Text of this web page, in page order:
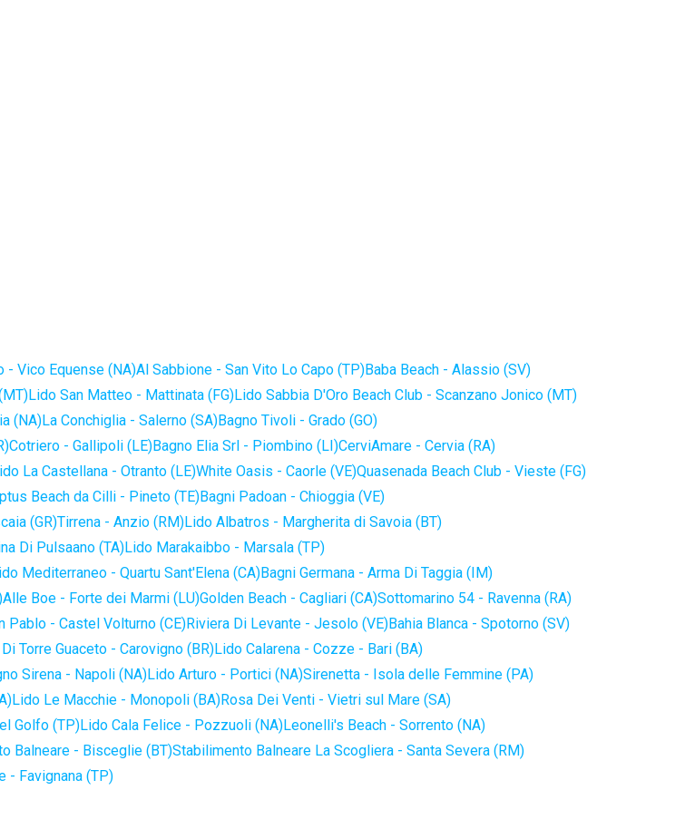
- Vico Equense (NA)Al Sabbione - San Vito Lo Capo (TP)Baba Beach - Alassio (SV)
Lido San Matteo - Mattinata (FG)Lido Sabbia D'Oro Beach Club - Scanzano Jonico (MT)
(NA)La Conchiglia - Salerno (SA)Bagno Tivoli - Grado (GO)
Cotriero - Gallipoli (LE)Bagno Elia Srl - Piombino (LI)CerviAmare - Cervia (RA)
La Castellana - Otranto (LE)White Oasis - Caorle (VE)Quasenada Beach Club - Vieste (FG)
Beach da Cilli - Pineto (TE)Bagni Padoan - Chioggia (VE)
(GR)Tirrena - Anzio (RM)Lido Albatros - Margherita di Savoia (BT)
Di Pulsaano (TA)Lido Marakaibbo - Marsala (TP)
Mediterraneo - Quartu Sant'Elena (CA)Bagni Germana - Arma Di Taggia (IM)
Alle Boe - Forte dei Marmi (LU)Golden Beach - Cagliari (CA)Sottomarino 54 - Ravenna (RA)
Pablo - Castel Volturno (CE)Riviera Di Levante - Jesolo (VE)Bahia Blanca - Spotorno (SV)
Torre Guaceto - Carovigno (BR)Lido Calarena - Cozze - Bari (BA)
Sirena - Napoli (NA)Lido Arturo - Portici (NA)Sirenetta - Isola delle Femmine (PA)
Lido Le Macchie - Monopoli (BA)Rosa Dei Venti - Vietri sul Mare (SA)
Golfo (TP)Lido Cala Felice - Pozzuoli (NA)Leonelli's Beach - Sorrento (NA)
Balneare - Bisceglie (BT)Stabilimento Balneare La Scogliera - Santa Severa (RM)
- Favignana (TP)